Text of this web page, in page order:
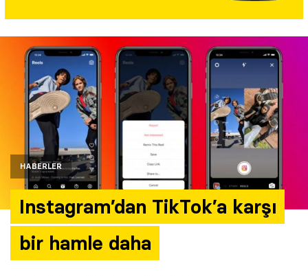
HABERLER
Instagram’dan TikTok’a karşı
bir hamle daha
Araştırma